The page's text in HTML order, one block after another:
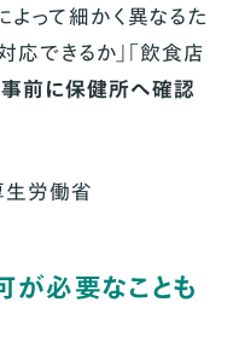
って細かく異なるた
応できるか」「飲食店
事前に保健所へ確認
生労働省
が必要なことも